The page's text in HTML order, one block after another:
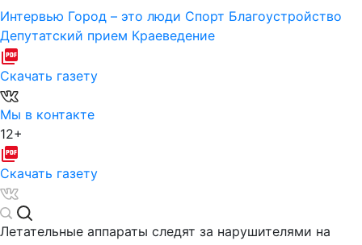
Интервью Город – это люди Спорт Благоустройство
Депутатский прием Краеведение
Скачать газету
Мы в контакте
12+
Скачать газету
Летательные аппараты следят за нарушителями на